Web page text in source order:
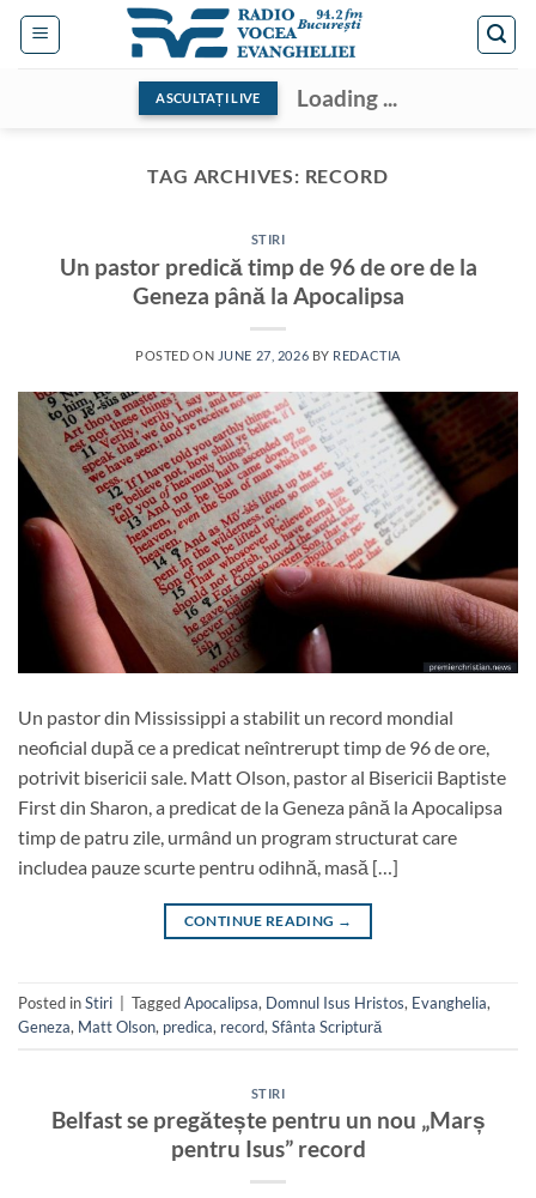
Skip
ASCULTAȚI LIVE Loading ...
TAG ARCHIVES: RECORD
STIRI
Un pastor predică timp de 96 de ore de la
Geneza până la Apocalipsa
POSTED ON JUNE 27, 2026 BY REDACTIA
Un pastor din Mississippi a stabilit un record mondial
neoficial după ce a predicat neîntrerupt timp de 96 de ore,
potrivit bisericii sale. Matt Olson, pastor al Bisericii Baptiste
First din Sharon, a predicat de la Geneza până la Apocalipsa
timp de patru zile, urmând un program structurat care
includea pauze scurte pentru odihnă, masă […]
CONTINUE READING →
Posted inStiri TaggedApocalipsa, Domnul Isus Hristos, Evanghelia,
Geneza, Matt Olson, predica, record, Sfânta Scriptură
STIRI
Belfast se pregătește pentru un nou „Marș
pentru Isus” record